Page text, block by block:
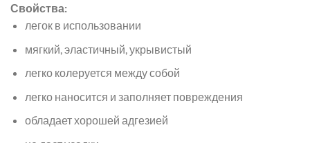
Свойства:
легок в использовании
мягкий, эластичный, укрывистый
легко колеруется между собой
легко наносится и заполняет повреждения
обладает хорошей адгезией